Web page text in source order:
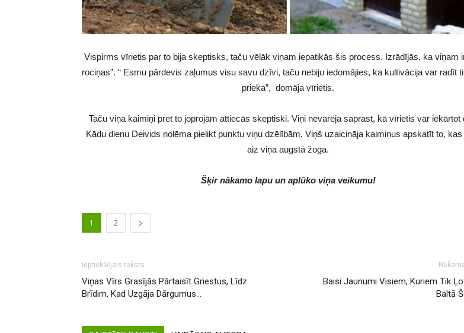
Vispirms vīrietis par to bija skeptisks, taču vēlāk viņam iepatikās šis process. Izrādījās, ka viņam
rociņas”. “ Esmu pārdevis zaļumus visu savu dzīvi, taču nebiju iedomājies, ka kultivācija var radīt
prieka”, domāja vīrietis.
Taču viņa kaimiņi pret to joprojām attiecās skeptiski. Viņi nevarēja saprast, kā vīrietis var iekārtot
Kādu dienu Deivids nolēma pielikt punktu viņu dzēlībām. Viņš uzaicināja kaimiņus apskatīt to, kas
aiz viņa augstā žoga.
Šķir nākamo lapu un aplūko viņa veikumu!
1 2
Iepriekšējais raksts
Viņas Vīrs Grasījās Pārtaisīt Griestus, Līdz
Brīdim, Kad Uzgāja Dārgumus…
Baisi Jaunumi Visiem, Kuriem Tik
Baltā